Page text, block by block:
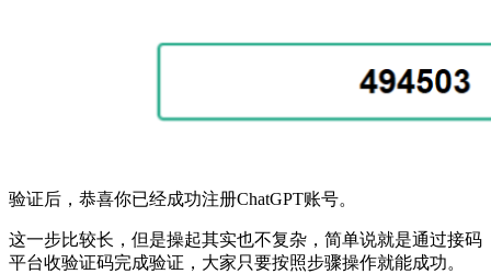
验证后，恭喜你已经成功注册ChatGPT账号。
这一步比较长，但是操起其实也不复杂，简单说就是通过接码
平台收验证码完成验证，大家只要按照步骤操作就能成功。